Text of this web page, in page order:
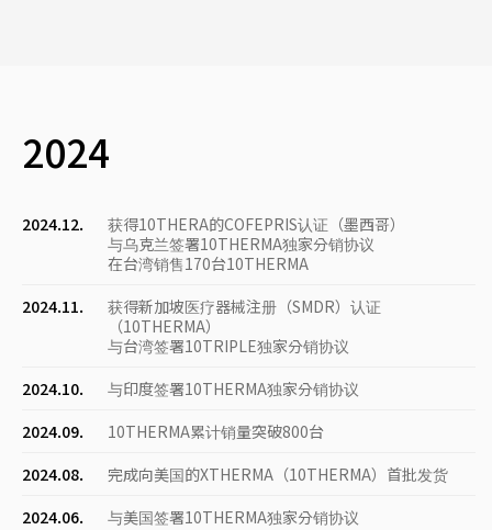
2024
2024.12.
获得10THERA的COFEPRIS认证（墨西哥）
与乌克兰签署10THERMA独家分销协议
在台湾销售170台10THERMA
2024.11.
获得新加坡医疗器械注册（SMDR）认证
（10THERMA）
与台湾签署10TRIPLE独家分销协议
2024.10.
与印度签署10THERMA独家分销协议
2024.09.
10THERMA累计销量突破800台
2024.08.
完成向美国的XTHERMA（10THERMA）首批发货
2024.06.
与美国签署10THERMA独家分销协议